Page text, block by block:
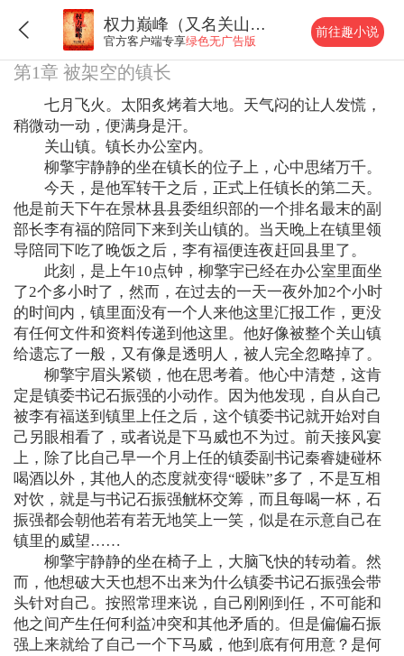
权力巅峰（又名关山风雨路）
官方客户端专享绿色无广告版
前往趣小说
第1章 被架空的镇长
七月飞火。太阳炙烤着大地。天气闷的让人发慌，
稍微动一动，便满身是汗。
关山镇。镇长办公室内。
柳擎宇静静的坐在镇长的位子上，心中思绪万千。
今天，是他军转干之后，正式上任镇长的第二天。
他是前天下午在景林县县委组织部的一个排名最末的副
部长李有福的陪同下来到关山镇的。当天晚上在镇里领
导陪同下吃了晚饭之后，李有福便连夜赶回县里了。
此刻，是上午10点钟，柳擎宇已经在办公室里面坐
了2个多小时了，然而，在过去的一天一夜外加2个小时
的时间内，镇里面没有一个人来他这里汇报工作，更没
有任何文件和资料传递到他这里。他好像被整个关山镇
给遗忘了一般，又有像是透明人，被人完全忽略掉了。
柳擎宇眉头紧锁，他在思考着。他心中清楚，这肯
定是镇委书记石振强的小动作。因为他发现，自从自己
被李有福送到镇里上任之后，这个镇委书记就开始对自
己另眼相看了，或者说是下马威也不为过。前天接风宴
上，除了比自己早一个月上任的镇委副书记秦睿婕碰杯
喝酒以外，其他人的态度就变得“暧昧”多了，不是互相
对饮，就是与书记石振强觥杯交筹，而且每喝一杯，石
振强都会朝他若有若无地笑上一笑，似是在示意自己在
镇里的威望……
柳擎宇静静的坐在椅子上，大脑飞快的转动着。然
而，他想破大天也想不出来为什么镇委书记石振强会带
头针对自己。按照常理来说，自己刚刚到任，不可能和
他之间产生任何利益冲突和其他矛盾的。但是偏偏石振
强上来就给了自己一个下马威，他到底有何用意？是何